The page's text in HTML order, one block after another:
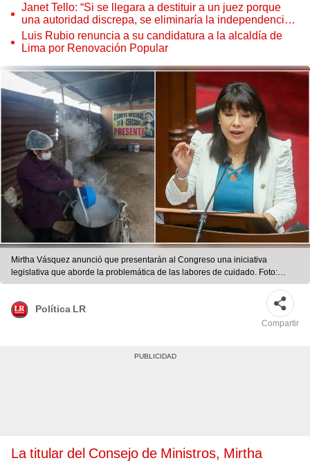
Janet Tello: “Si se llegara a destituir a un juez porque
una autoridad discrepa, se eliminaría la independencia
judicial”
Luis Rubio renuncia a su candidatura a la alcaldía de
Lima por Renovación Popular
Mirtha Vásquez anunció que presentarán al Congreso una iniciativa
legislativa que aborde la problemática de las labores de cuidado. Foto:
composición LR
Política LR
Compartir
La titular del Consejo de Ministros, Mirtha